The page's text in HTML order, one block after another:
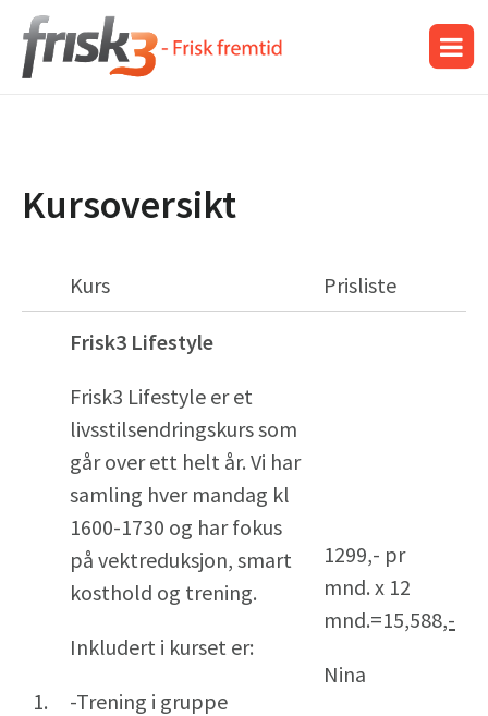
Kursoversikt
Kurs Prisliste
1.
Frisk3 Lifestyle
Frisk3 Lifestyle er et
livsstilsendringskurs som
går over ett helt år. Vi har
samling hver mandag kl
1600-1730 og har fokus
på vektreduksjon, smart
kosthold og trening.
Inkludert i kurset er:
-Trening i gruppe
1299,- pr
mnd. x 12
mnd.=15,588,-
Nina